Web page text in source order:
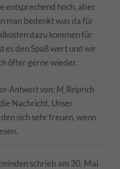
entsprechend hoch, aber
man bedenkt was da für
dazu kommen für
es den Spaß wert und wir
öfter gerne wieder.
Antwort von: M_Reiprich
Nachricht. Unser
sich sehr freuen, wenn
schrieb am 30. Mai